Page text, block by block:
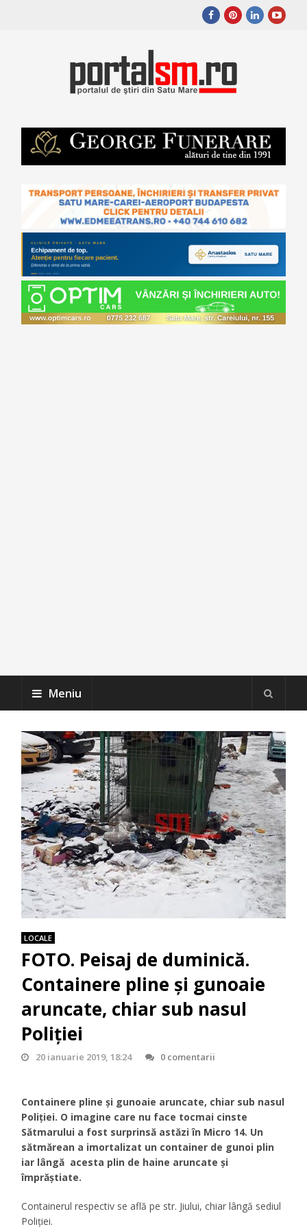
Meniu
LOCALE
FOTO. Peisaj de duminică.
Containere pline şi gunoaie
aruncate, chiar sub nasul
Poliţiei
20 ianuarie 2019, 18:24 0 comentarii
Containere pline şi gunoaie aruncate, chiar sub nasul
Poliţiei. O imagine care nu face tocmai cinste
Sătmarului a fost surprinsă astăzi în Micro 14. Un
sătmărean a imortalizat un container de gunoi plin
iar lângă acesta plin de haine aruncate şi
împrăştiate.
Containerul respectiv se află pe str. Jiului, chiar lângă sediul
Poliţiei.